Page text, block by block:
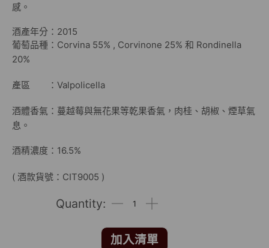
感。
酒產年分：2015
葡萄品種：Corvina 55% , Corvinone 25% 和 Rondinella
20%
產區 ：Valpolicella
酒體香氣：蔓越莓與無花果等乾果香氣，肉桂、胡椒、煙草氣
息。
酒精濃度：16.5%
( 酒款貨號：CIT9005 )
加入清單